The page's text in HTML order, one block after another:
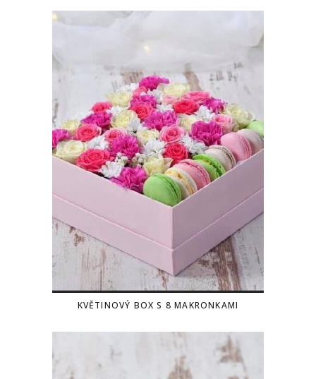
KVĚTINOVÝ BOX S 8 MAKRONKAMI